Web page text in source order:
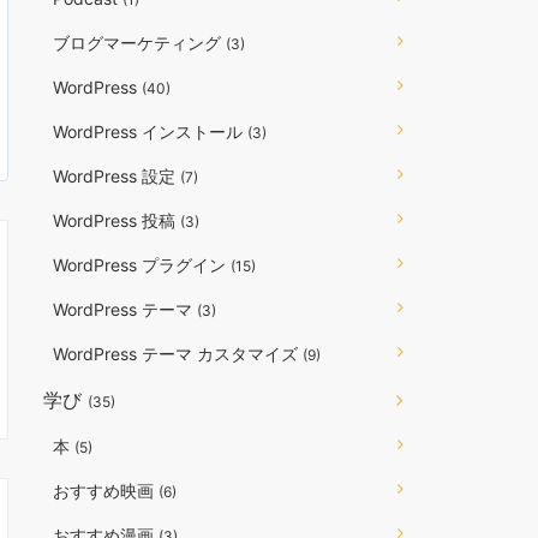
ブログマーケティング (3)
WordPress (40)
WordPress インストール (3)
WordPress 設定 (7)
WordPress 投稿 (3)
WordPress プラグイン (15)
WordPress テーマ (3)
WordPress テーマ カスタマイズ (9)
学び (35)
本 (5)
おすすめ映画 (6)